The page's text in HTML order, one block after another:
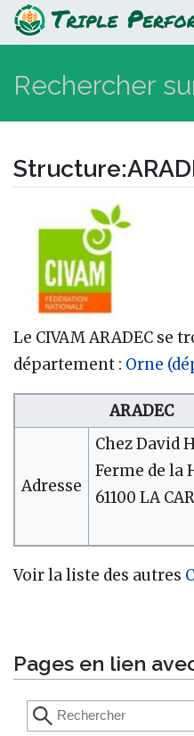
ARADEC
Structure:
navigation
Le CIVAM ARADEC se
département : Orne
ARADEC
Adresse
Chez David
Ferme de la
61100 LA
Voir la liste des autres
Pages en lien